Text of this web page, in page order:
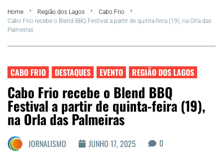
FLA Araru 2026
Araruama
Região dos Lagos
Agenda Cultural
Colunistas
Matérias Exclusivas
Home Região dos Lagos
Cabo Frio
Cabo Frio recebe o Blend BBQ Festival a partir de quinta-feira (19), na Orla das
Palmeiras
CABO FRIO DESTAQUES EVENTO REGIÃO DOS LAGOS
Cabo Frio recebe o Blend BBQ
Festival a partir de quinta-feira (19),
na Orla das Palmeiras
JORNALISMO JUNHO 17, 2025 0